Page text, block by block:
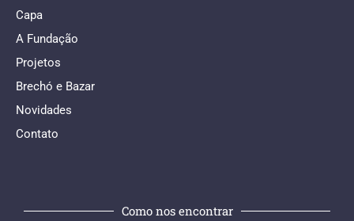
Capa
A Fundação
Projetos
Brechó e Bazar
Novidades
Contato
Como nos encontrar